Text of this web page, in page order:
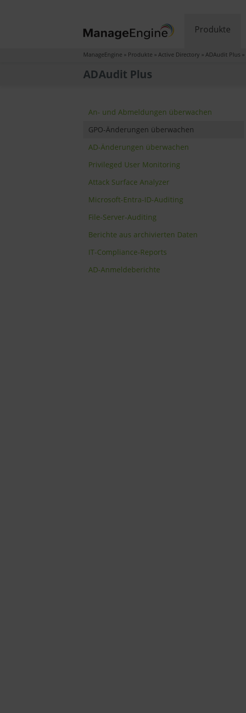
Produkte
ManageEngine » Produkte » Active Directory » ADAudit Plus »
ADAudit Plus
An- und Abmeldungen überwachen
GPO-Änderungen überwachen
AD-Änderungen überwachen
Privileged User Monitoring
Attack Surface Analyzer
Microsoft-Entra-ID-Auditing
File-Server-Auditing
Berichte aus archivierten Daten
IT-Compliance-Reports
AD-Anmeldeberichte